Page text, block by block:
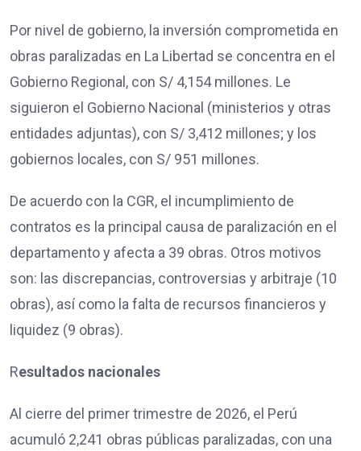
Por nivel de gobierno, la inversión comprometida en
obras paralizadas en La Libertad se concentra en el
Gobierno Regional, con S/ 4,154 millones. Le
siguieron el Gobierno Nacional (ministerios y otras
entidades adjuntas), con S/ 3,412 millones; y los
gobiernos locales, con S/ 951 millones.
De acuerdo con la CGR, el incumplimiento de
contratos es la principal causa de paralización en el
departamento y afecta a 39 obras. Otros motivos
son: las discrepancias, controversias y arbitraje (10
obras), así como la falta de recursos financieros y
liquidez (9 obras).
Resultados nacionales
Al cierre del primer trimestre de 2026, el Perú
acumuló 2,241 obras públicas paralizadas, con una